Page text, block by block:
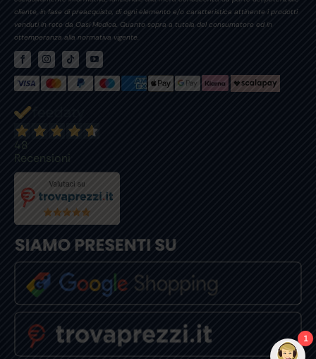
cliente, in fase di preacquisto, di ogni elemento e/o caratteristica attinente i prodotti
venduti in rete da Oasi Medica. Quanto sopra a tutela del consumatore ed in
ottemperanza alla normativa vigente.
48
Recensioni
1